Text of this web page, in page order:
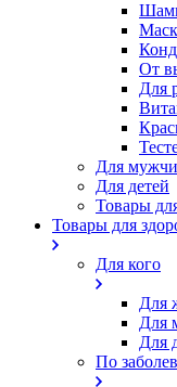
От
Для
Для
Для детей
Товары
Товары для
Для кого
Для
Для
Для
По